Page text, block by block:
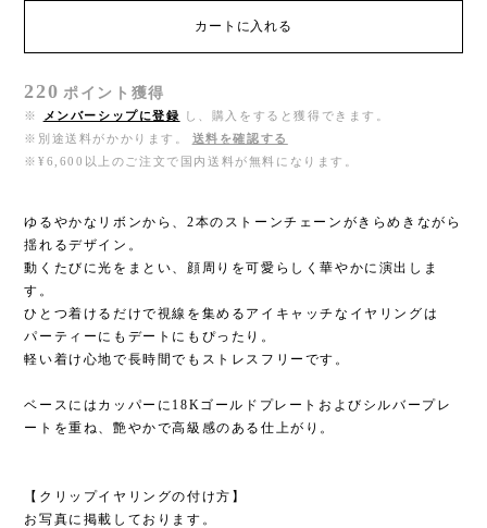
カートに入れる
220 ポイント 獲得
※ メンバーシップに登録
し、購入をすると獲得できます。
※別途送料がかかります。
送料を確認する
※¥6,600以上のご注文で国内送料が無料になります。
ゆるやかなリボンから、2本のストーンチェーンがきらめきながら
揺れるデザイン。
動くたびに光をまとい、顔周りを可愛らしく華やかに演出しま
す。
ひとつ着けるだけで視線を集めるアイキャッチなイヤリングは
パーティーにもデートにもぴったり。
軽い着け心地で長時間でもストレスフリーです。
ベースにはカッパーに18Kゴールドプレートおよびシルバープレ
ートを重ね、艶やかで高級感のある仕上がり。
【クリップイヤリングの付け方】
お写真に掲載しております。